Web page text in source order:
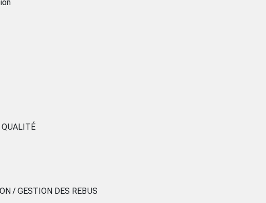
/ GESTION DES REBUS